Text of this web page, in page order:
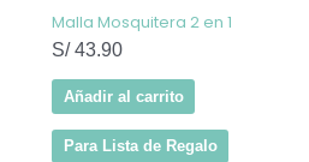
Malla Mosquitera 2 en 1
S/43.90
Añadir al carrito
Para Lista de Regalo